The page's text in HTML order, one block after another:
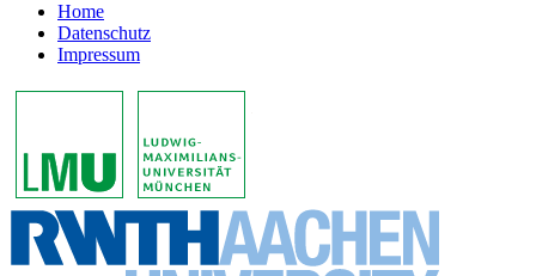
Home
Datenschutz
Impressum